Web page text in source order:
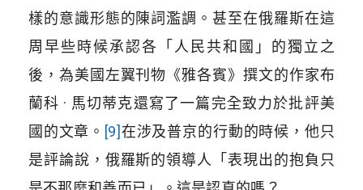
樣的意識形態的陳詞濫調。甚至在俄羅斯在這
周早些時候承認各「人民共和國」的獨立之
後，為美國左翼刊物《雅各賓》撰文的作家布
蘭科 · 馬切蒂克還寫了一篇完全致力於批評美
國的文章。 [9]在涉及普京的行動的時候，他只
是評論說，俄羅斯的領導人「表現出的抱負只